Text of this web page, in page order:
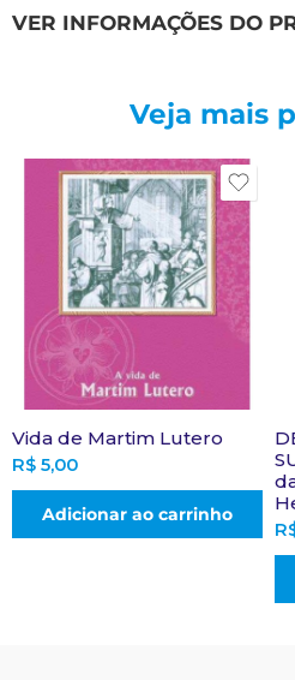
VER INFORMAÇÕES DO
Veja mais
Vida de Martim Lutero
R$ 5,00
Adicionar ao carrinho